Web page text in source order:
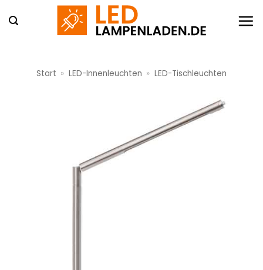
Inhalt
Start » LED-Innenleuchten » LED-Tischleuchten